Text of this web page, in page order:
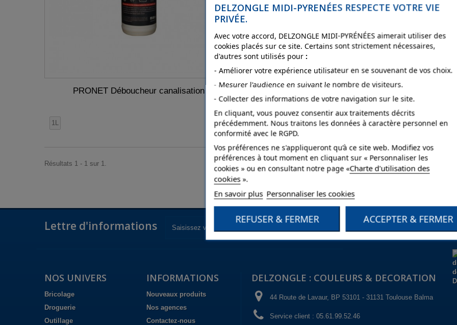
PRONET Déboucheur canalisation
1L
Résultats 1 - 1 sur 1.
Lettre d'informations
NOS UNIVERS
Bricolage
Droguerie
Outillage
INFORMATIONS
Nouveaux produits
Nos agences
Contactez-nous
DELZONGLE : COULEURS & DECORATION
44 Route de Lavaur, BP 53101 - 31131 Toulouse Balma
Service client : 05.61.99.52.46
DELZONGLE MIDI-PYRENÉES RESPECTE VOTRE VIE
PRIVÉE.
Avec votre accord, DELZONGLE MIDI-PYRÉNÉES aimerait utiliser des
cookies placés sur ce site. Certains sont strictement nécessaires,
d'autres sont utilisés pour :
- Améliorer votre expérience utilisateur en se souvenant de vos choix.
- Mesurer l'audience en suivant le nombre de visiteurs.
- Collecter des informations de votre navigation sur le site.
En cliquant, vous pouvez consentir aux traitements décrits
précédemment. Nous traitons les données à caractère personnel en
conformité avec le RGPD.
Vos préférences ne s'appliqueront qu’à ce site web. Modifiez vos
préférences à tout moment en cliquant sur « Personnaliser les
cookies » ou en consultant notre page «Charte d'utilisation des
cookies».
En savoir plus Personnaliser les cookies
REFUSER & FERMER ACCEPTER & FERMER